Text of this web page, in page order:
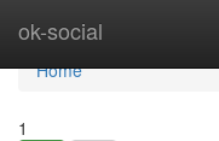
ok-social
Home
Home
1